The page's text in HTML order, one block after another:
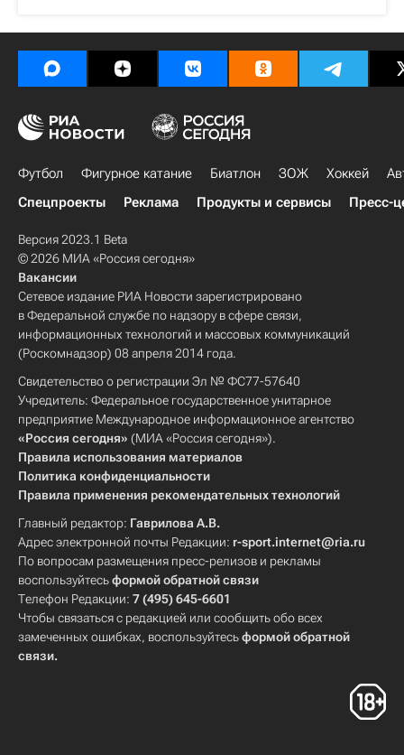
Футбол Фигурное катание Биатлон ЗОЖ Хоккей
Спецпроекты
Реклама Продукты и сервисы Пресс-
Версия 2023.1 Beta
© 2026 МИА «Россия сегодня»
Вакансии
Сетевое издание РИА Новости зарегистрировано
в Федеральной службе по надзору в сфере связи,
информационных технологий и массовых коммуникаций
(Роскомнадзор) 08 апреля 2014 года.
Свидетельство о регистрации Эл № ФС77-57640
Учредитель: Федеральное государственное унитарное
предприятие Международное информационное агентство
«Россия сегодня» (МИА «Россия сегодня»).
Правила использования материалов
Политика конфиденциальности
Правила применения рекомендательных технологий
Главный редактор: Гаврилова А.В.
Адрес электронной почты Редакции: r-sport.internet@ria.ru
По вопросам размещения пресс-релизов и рекламы
воспользуйтесьформой обратной связи
Телефон Редакции: 7 (495) 645-6601
Чтобы связаться с редакцией или сообщить обо всех
замеченных ошибках, воспользуйтесьформой обратной
связи.